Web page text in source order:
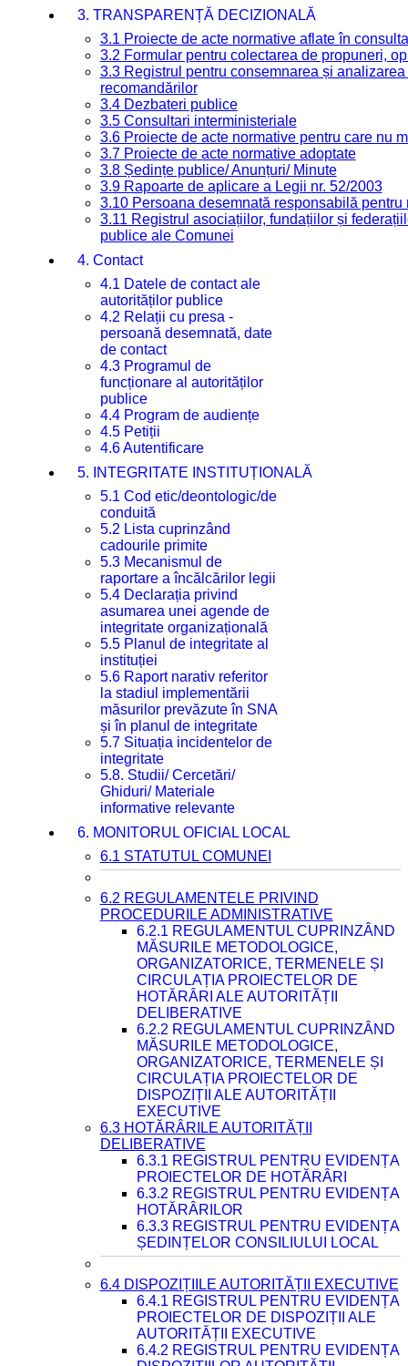
3. TRANSPARENȚĂ DECIZIONALĂ
3.1 Proiecte de acte normative aflate în
3.2 Formular pentru colectarea de propuneri,
3.3 Registrul pentru consemnarea și
recomandărilor
3.4 Dezbateri publice
3.5 Consultari interministeriale
3.6 Proiecte de acte normative pentru care nu
3.7 Proiecte de acte normative adoptate
3.8 Ședințe publice/ Anunțuri/ Minute
3.9 Rapoarte de aplicare a Legii nr. 52/2003
3.10 Persoana desemnată responsabilă
3.11 Registrul asociațiilor, fundațiilor și
publice ale Comunei
4. Contact
4.1 Datele de contact ale
autorităților publice
4.2 Relații cu presa -
persoană desemnată, date
de contact
4.3 Programul de
funcționare al autorităților
publice
4.4 Program de audiențe
4.5 Petiții
4.6 Autentificare
5. INTEGRITATE INSTITUȚIONALĂ
5.1 Cod etic/deontologic/de
conduită
5.2 Lista cuprinzând
cadourile primite
5.3 Mecanismul de
raportare a încălcărilor legii
5.4 Declarația privind
asumarea unei agende de
integritate organizațională
5.5 Planul de integritate al
instituției
5.6 Raport narativ referitor
la stadiul implementării
măsurilor prevăzute în SNA
și în planul de integritate
5.7 Situația incidentelor de
integritate
5.8. Studii/ Cercetări/
Ghiduri/ Materiale
informative relevante
6. MONITORUL OFICIAL LOCAL
6.1 STATUTUL COMUNEI
6.2 REGULAMENTELE PRIVIND
PROCEDURILE ADMINISTRATIVE
6.2.1 REGULAMENTUL CUPRINZÂND
MĂSURILE METODOLOGICE,
ORGANIZATORICE, TERMENELE ȘI
CIRCULAȚIA PROIECTELOR DE
HOTĂRÂRI ALE AUTORITĂȚII
DELIBERATIVE
6.2.2 REGULAMENTUL CUPRINZÂND
MĂSURILE METODOLOGICE,
ORGANIZATORICE, TERMENELE ȘI
CIRCULAȚIA PROIECTELOR DE
DISPOZIȚII ALE AUTORITĂȚII
EXECUTIVE
6.3 HOTĂRÂRILE AUTORITĂȚII
DELIBERATIVE
6.3.1 REGISTRUL PENTRU EVIDENȚA
PROIECTELOR DE HOTĂRÂRI
6.3.2 REGISTRUL PENTRU EVIDENȚA
HOTĂRÂRILOR
6.3.3 REGISTRUL PENTRU EVIDENȚA
ȘEDINȚELOR CONSILIULUI LOCAL
6.4 DISPOZIȚIILE AUTORITĂȚII EXECUTIVE
6.4.1 REGISTRUL PENTRU EVIDENȚA
PROIECTELOR DE DISPOZIȚII ALE
AUTORITĂȚII EXECUTIVE
6.4.2 REGISTRUL PENTRU EVIDENȚA